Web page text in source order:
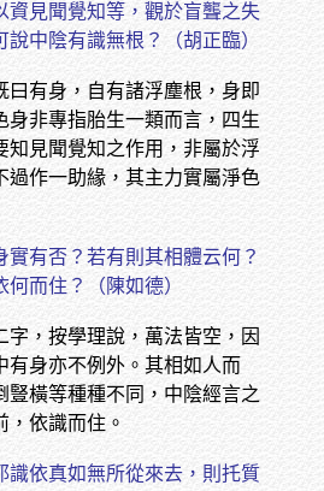
資見聞覺知等，觀於盲聾之失
中陰有識無根？（胡正臨）
曰有身，自有諸浮塵根，身即
身非專指胎生一類而言，四生
知見聞覺知之作用，非屬於浮
過作一助緣，其主力實屬淨色
實有否？若有則其相體云何？
何而住？（陳如德）
字，按學理說，萬法皆空，因
有身亦不例外。其相如人而
豎橫等種種不同，中陰經言之
，依識而住。
識依真如無所從來去，則托質